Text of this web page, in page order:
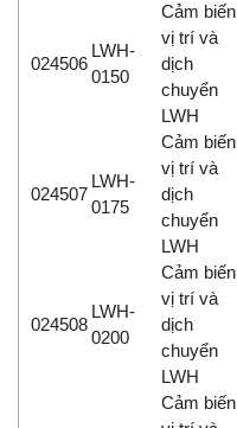
024506
LWH-
0150
Cảm biến
vị trí và
dịch
chuyển
LWH
024507
LWH-
0175
Cảm biến
vị trí và
dịch
chuyển
LWH
024508
LWH-
0200
Cảm biến
vị trí và
dịch
chuyển
LWH
Cảm biến